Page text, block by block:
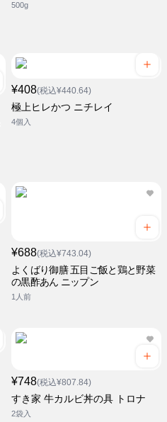
500g
¥408(税込¥440.64)
極上ヒレかつ ニチレイ
4個入
¥688(税込¥743.04)
よくばり御膳 五目ご飯と鶏と野菜
の黒酢あん ニップン
1人前
¥748(税込¥807.84)
すき家 牛カルビ丼の具 トロナ
2袋入